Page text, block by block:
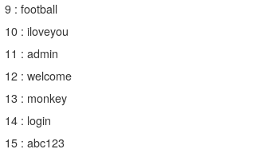
9 : football
10 : iloveyou
11 : admin
12 : welcome
13 : monkey
14 : login
15 : abc123
mitsuteru Kamio
Yasunari Inoue
Yoshiyuki Obata
arukasvision
SURFMEDIA
Colors MAGAZINE
WAVAL
波伝説アンバサダー/プロライダー
福島寿実子
中浦“JET”章
嵯峨明日香
波伝説スタッフ
☆加藤
+☆maki☆+
波伝説